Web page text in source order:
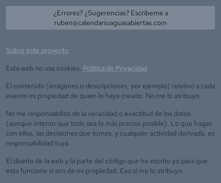
¿Errores? ¿Sugerencias? Escríbeme a
ruben@calendarioaguasabiertas.com
Sobre este proyecto
Esta web no usa cookies. Política de Privacidad
El contenido (imágenes o descripciones, por ejemplo) relativo a cada
evento es propiedad de quien lo haya creado. No me lo atribuyo.
No me responsabilizo de la veracidad o exactitud de los datos
(aunque intento que todo sea lo más preciso posible). Lo que hagas
con ellos, las decisiones que tomes, y cualquier actividad derivada, es
responsabilidad tuya.
El diseño de la web y la parte del código que he escrito yo para que
esta funcione sí son de mi propiedad. Eso sí me lo atribuyo.